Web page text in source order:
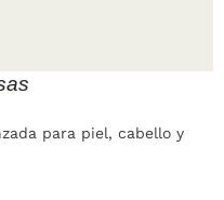
para piel, cabello y